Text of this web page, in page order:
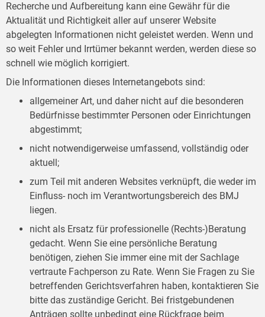
Recherche und Aufbereitung kann eine Gewähr für die
Aktualität und Richtigkeit aller auf unserer Website
abgelegten Informationen nicht geleistet werden. Wenn und
so weit Fehler und Irrtümer bekannt werden, werden diese so
schnell wie möglich korrigiert.
Die Informationen dieses Internetangebots sind:
allgemeiner Art, und daher nicht auf die besonderen
Bedürfnisse bestimmter Personen oder Einrichtungen
abgestimmt;
nicht notwendigerweise umfassend, vollständig oder
aktuell;
zum Teil mit anderen Websites verknüpft, die weder im
Einfluss- noch im Verantwortungsbereich des BMJ
liegen.
nicht als Ersatz für professionelle (Rechts-)Beratung
gedacht. Wenn Sie eine persönliche Beratung
benötigen, ziehen Sie immer eine mit der Sachlage
vertraute Fachperson zu Rate. Wenn Sie Fragen zu Sie
betreffenden Gerichtsverfahren haben, kontaktieren Sie
bitte das zuständige Gericht. Bei fristgebundenen
Anträgen sollte unbedingt eine Rückfrage beim